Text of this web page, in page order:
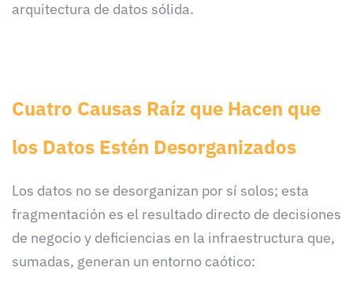
arquitectura de datos sólida.
Cuatro Causas Raíz que Hacen que
los Datos Estén Desorganizados
Los datos no se desorganizan por sí solos; esta
fragmentación es el resultado directo de decisiones
de negocio y deficiencias en la infraestructura que,
sumadas, generan un entorno caótico: